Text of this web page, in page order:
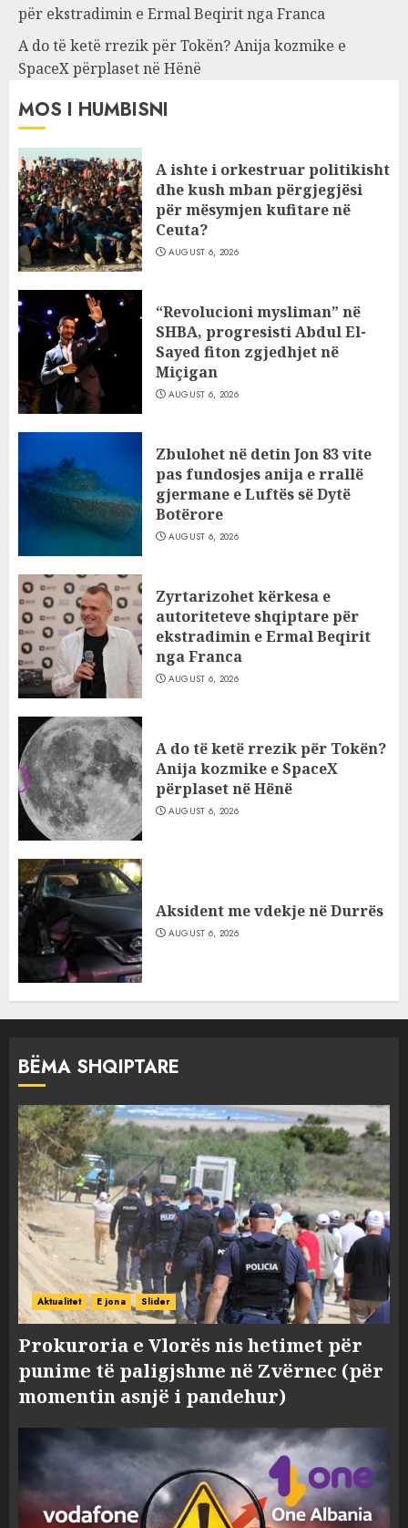
për ekstradimin e Ermal Beqirit nga Franca
A do të ketë rrezik për Tokën? Anija kozmike e
SpaceX përplaset në Hënë
MOS I HUMBISNI
A ishte i orkestruar politikisht
dhe kush mban përgjegjësi
për mësymjen kufitare në
Ceuta?
AUGUST 6, 2026
“Revolucioni mysliman” në
SHBA, progresisti Abdul El-
Sayed fiton zgjedhjet në
Miçigan
AUGUST 6, 2026
Zbulohet në detin Jon 83 vite
pas fundosjes anija e rrallë
gjermane e Luftës së Dytë
Botërore
AUGUST 6, 2026
Zyrtarizohet kërkesa e
autoriteteve shqiptare për
ekstradimin e Ermal Beqirit
nga Franca
AUGUST 6, 2026
A do të ketë rrezik për Tokën?
Anija kozmike e SpaceX
përplaset në Hënë
AUGUST 6, 2026
Aksident me vdekje në Durrës
AUGUST 6, 2026
BËMA SHQIPTARE
Aktualitet E jona Slider
Prokuroria e Vlorës nis hetimet për
punime të paligjshme në Zvërnec (për
momentin asnjë i pandehur)